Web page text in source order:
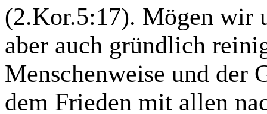
(2.Kor.5:17). Mögen wir
aber auch gründlich
Menschenweise und der
dem Frieden mit allen